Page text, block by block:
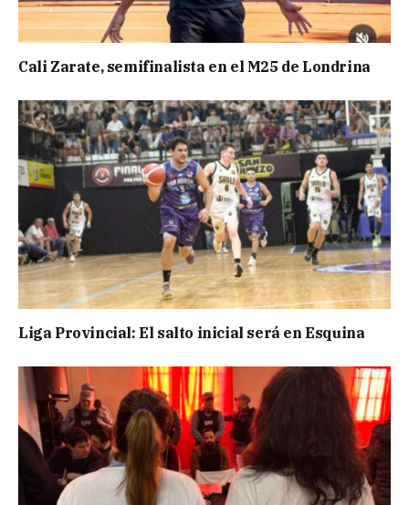
Cali Zarate, semifinalista en el M25 de Londrina
Liga Provincial: El salto inicial será en Esquina